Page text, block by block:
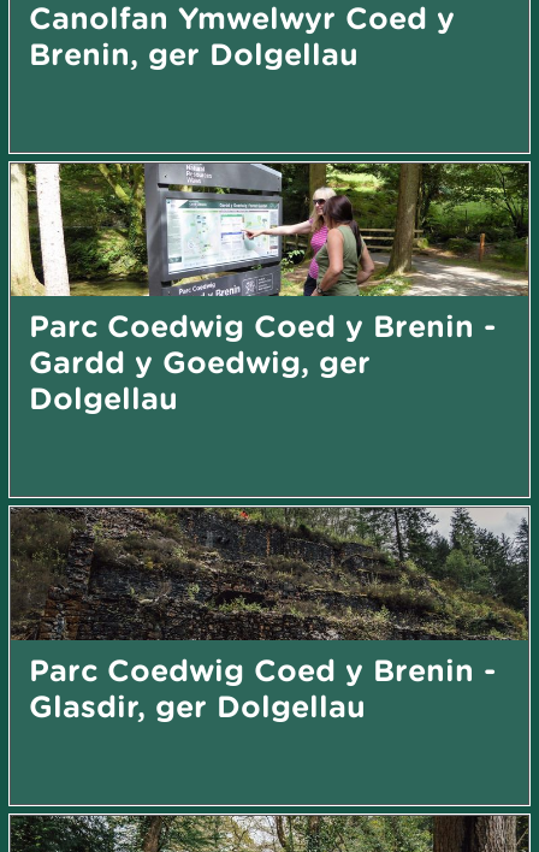
Canolfan Ymwelwyr Coed y
Brenin, ger Dolgellau
Parc Coedwig Coed y Brenin -
Gardd y Goedwig, ger
Dolgellau
Parc Coedwig Coed y Brenin -
Glasdir, ger Dolgellau